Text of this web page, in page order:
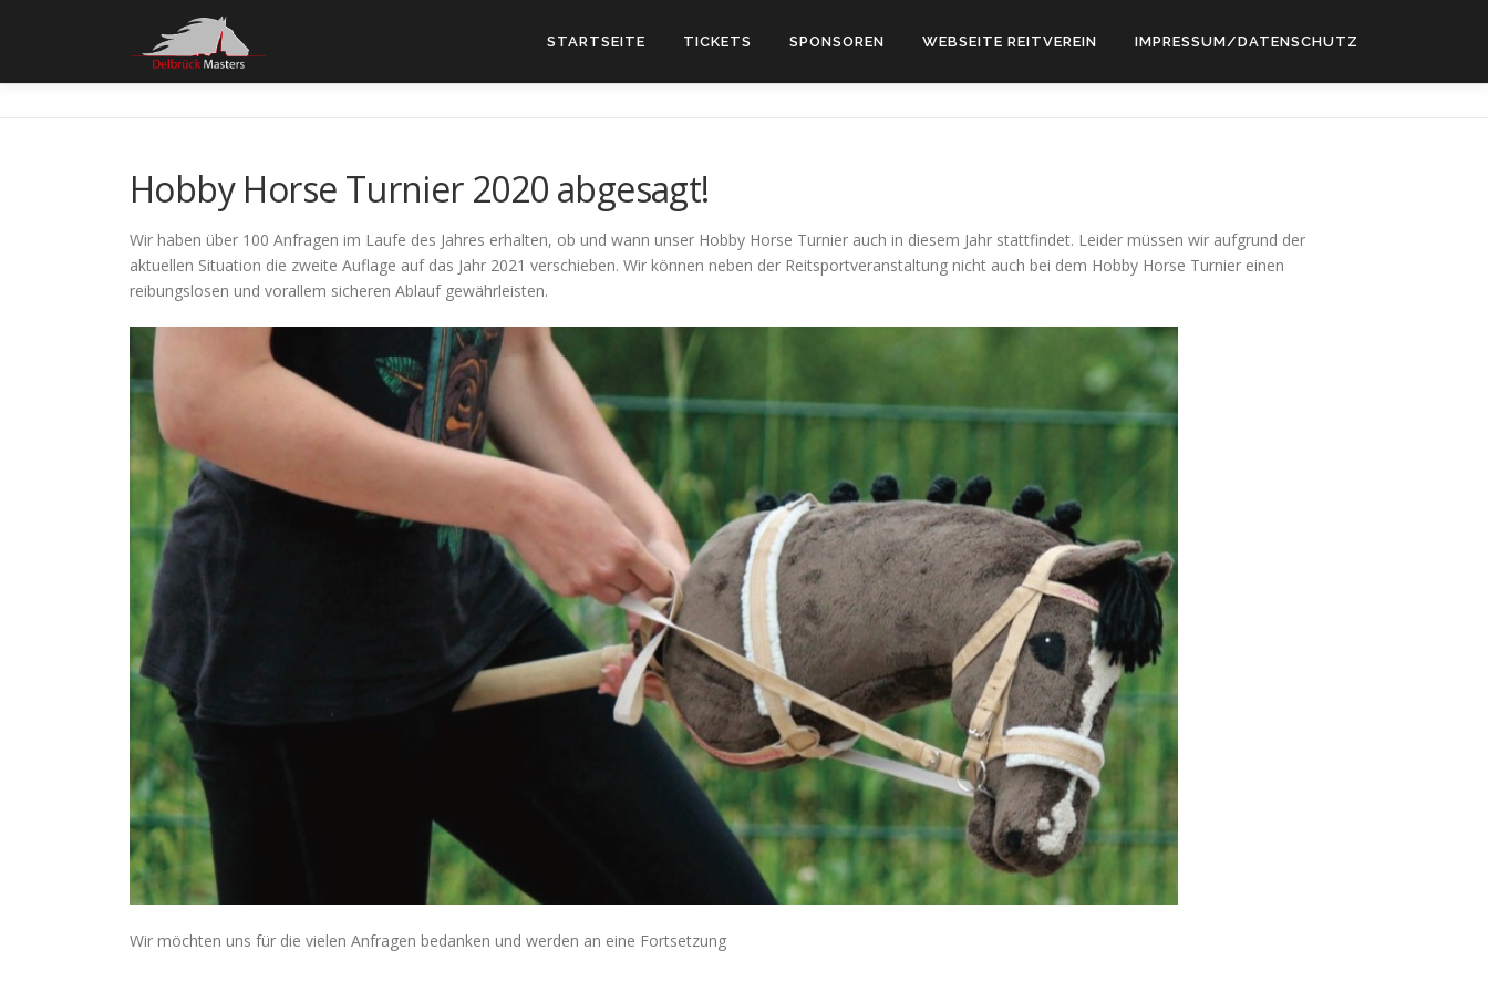
STARTSEITE TICKETS SPONSOREN WEBSEITE REITVEREIN IMPRESSUM/DATENSCHUTZ
Hobby Horse Turnier 2020 abgesagt!
Wir haben über 100 Anfragen im Laufe des Jahres erhalten, ob und wann unser Hobby Horse Turnier auch in diesem Jahr stattfindet. Leider müssen wir aufgrund der
aktuellen Situation die zweite Auflage auf das Jahr 2021 verschieben. Wir können neben der Reitsportveranstaltung nicht auch bei dem Hobby Horse Turnier einen
reibungslosen und vorallem sicheren Ablauf gewährleisten.
Wir möchten uns für die vielen Anfragen bedanken und werden an eine Fortsetzung